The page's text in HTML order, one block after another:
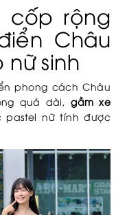
cốp rộng
Châu
sinh
phong cách Châu
quá dài,gầm xe
pastel nữ tính được